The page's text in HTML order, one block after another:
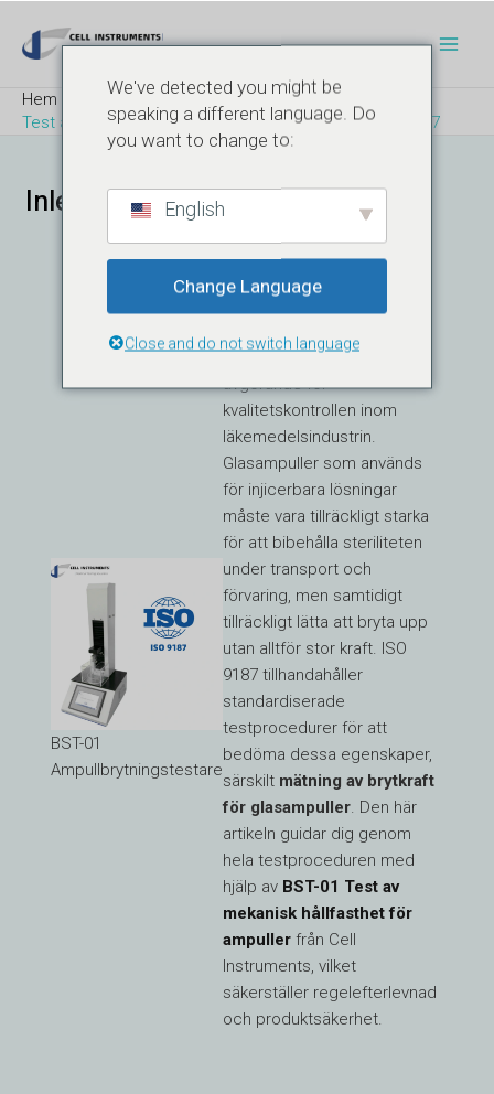
innehåll
Hem
Blogg
Test av mekanisk hållfasthet för ampuller enligt ISO 9187
Inledning
BST-01
Ampullbrytningstestare
hållfasthet för ampull
avgörande för
kvalitetskontrollen inom
läkemedelsindustrin.
Glasampuller som används
för injicerbara lösningar
måste vara tillräckligt starka
för att bibehålla steriliteten
under transport och
förvaring, men samtidigt
tillräckligt lätta att bryta upp
utan alltför stor kraft. ISO
9187 tillhandahåller
standardiserade
testprocedurer för att
bedöma dessa egenskaper,
särskilt mätning av brytkraft
för glasampuller. Den här
artikeln guidar dig genom
hela testproceduren med
hjälp av BST-01 Test av
mekanisk hållfasthet för
ampullerfrån Cell
Instruments, vilket
säkerställer regelefterlevnad
och produktsäkerhet.
We've detected you might be
speaking a different language. Do
you want to change to:
English
Change Language
Close and do not switch language